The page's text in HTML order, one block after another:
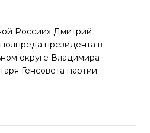
России» Дмитрий
президента в
округе Владимира
Генсовета партии